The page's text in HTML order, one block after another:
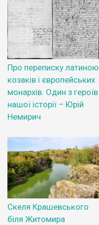
Про переписку латиною
козаків і європейських
монархів. Один з героїв
нашої історії – Юрій
Немирич
Скеля Крашевського
біля Житомира